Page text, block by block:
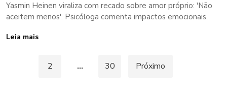
Yasmin Heinen viraliza com recado sobre amor próprio: 'Não
aceitem menos'. Psicóloga comenta impactos emocionais.
Leia mais
Paginação
2 … 30 Próximo